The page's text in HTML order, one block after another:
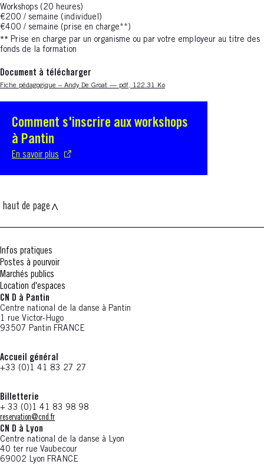
Workshops (20 heures)
€200 / semaine (individuel)
€400 / semaine (prise en charge**)
** Prise en charge par un organisme ou par votre employeur au titre des
fonds de la formation
Document à télécharger
Nouvelle fenêtre
Fiche pédagogique – Andy De Groat — pdf, 122.31 Ko
Comment s'inscrire aux workshops
à Pantin
En savoir plus
S'ouvre dans une nouvelle fenêtre
haut de page
Infos pratiques
Postes à pourvoir
Marchés publics
Location d'espaces
CN D à Pantin
Centre national de la danse à Pantin
1 rue Victor-Hugo
93507 Pantin FRANCE
Accueil général
+33 (0)1 41 83 27 27
Billetterie
+ 33 (0)1 41 83 98 98
reservation@cnd.fr
CN D à Lyon
Centre national de la danse à Lyon
40 ter rue Vaubecour
69002 Lyon FRANCE